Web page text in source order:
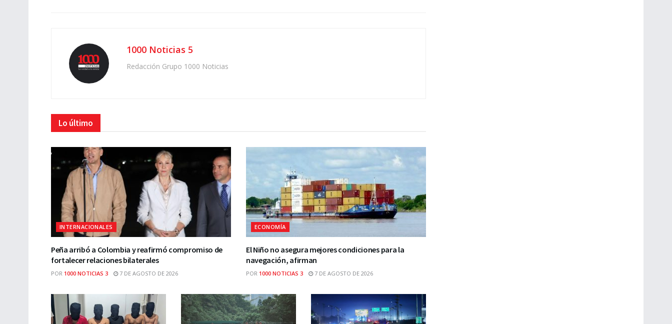
1000 Noticias 5
Redacción Grupo 1000 Noticias
Lo último
INTERNACIONALES
Peña arribó a Colombia y reafirmó compromiso de
fortalecer relaciones bilaterales
POR 1000 NOTICIAS 3 7 DE AGOSTO DE 2026
ECONOMÍA
El Niño no asegura mejores condiciones para la
navegación, afirman
POR 1000 NOTICIAS 3 7 DE AGOSTO DE 2026